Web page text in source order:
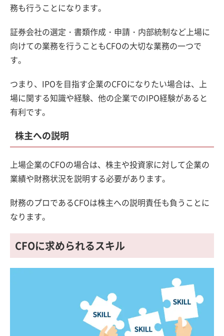
務も行うことになります。
証券会社の選定・書類作成・申請・内部統制など上場に
向けての業務を行うこともCFOの大切な業務の一つで
す。
つまり、IPOを目指す企業のCFOになりたい場合は、上
場に関する知識や経験、他の企業でのIPO経験があると
有利です。
株主への説明
上場企業のCFOの場合は、株主や投資家に対して企業の
業績や財務状況を説明する必要があります。
財務のプロであるCFOは株主への説明責任も負うことに
なります。
CFOに求められるスキル